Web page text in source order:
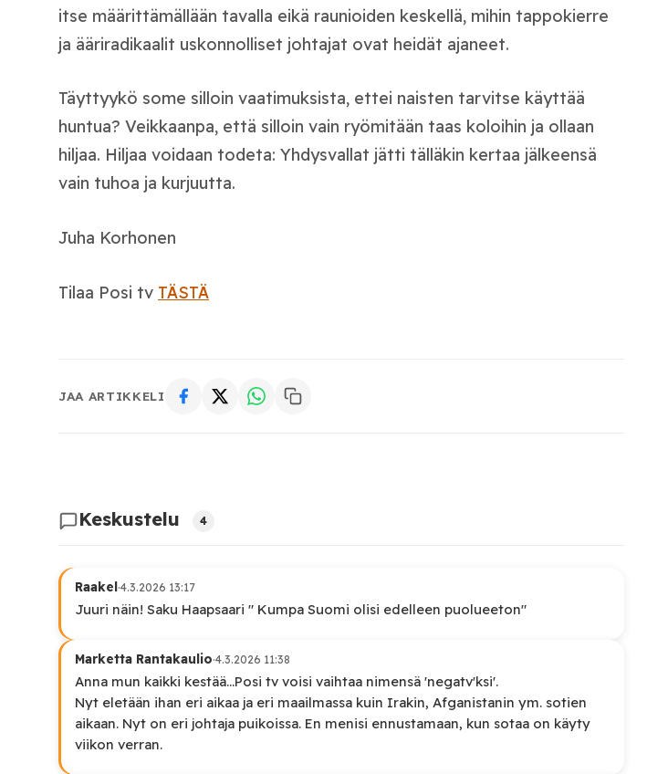
itse määrittämällään tavalla eikä raunioiden keskellä, mihin tappokierre
ja ääriradikaalit uskonnolliset johtajat ovat heidät ajaneet.
Täyttyykö some silloin vaatimuksista, ettei naisten tarvitse käyttää
huntua? Veikkaanpa, että silloin vain ryömitään taas koloihin ja ollaan
hiljaa. Hiljaa voidaan todeta: Yhdysvallat jätti tälläkin kertaa jälkeensä
vain tuhoa ja kurjuutta.
Juha Korhonen
Tilaa Posi tv TÄSTÄ
JAA ARTIKKELI
Keskustelu 4
Raakel·4.3.2026 13:17
Juuri näin! Saku Haapsaari " Kumpa Suomi olisi edelleen puolueeton"
Marketta Rantakaulio·4.3.2026 11:38
Anna mun kaikki kestää...Posi tv voisi vaihtaa nimensä 'negatv'ksi'.
Nyt eletään ihan eri aikaa ja eri maailmassa kuin Irakin, Afganistanin ym. sotien
aikaan. Nyt on eri johtaja puikoissa. En menisi ennustamaan, kun sotaa on käyty
viikon verran.